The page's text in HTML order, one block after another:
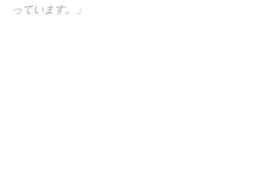
っています。」